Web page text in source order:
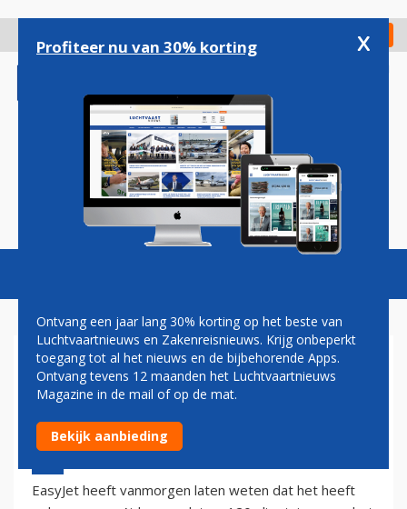
gaan
Check in
Magazine Podcasts Vacatures
EASYJET KIEST VOOR AIRBUS
A319
14 oktober 2002 - 2:00
EasyJet heeft vanmorgen laten weten dat het heeft
Profiteer nu van 30% korting x
Ontvang een jaar lang 30% korting op het beste van
Luchtvaartnieuws en Zakenreisnieuws. Krijg onbeperkt
toegang tot al het nieuws en de bijbehorende Apps.
Ontvang tevens 12 maanden het Luchtvaartnieuws
Magazine in de mail of op de mat.
Bekijk aanbieding